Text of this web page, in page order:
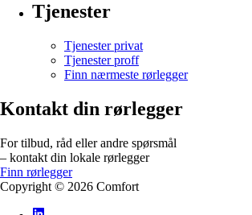
Tjenester
Tjenester privat
Tjenester proff
Finn nærmeste rørlegger
Kontakt din rørlegger
For tilbud, råd eller andre spørsmål
– kontakt din lokale rørlegger
Finn rørlegger
Copyright © 2026 Comfort